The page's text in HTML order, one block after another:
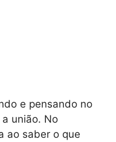
e pensando no
união. No
ao saber o que